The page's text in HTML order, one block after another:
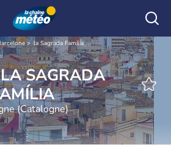
la Sagrada Família
(Catalogne)